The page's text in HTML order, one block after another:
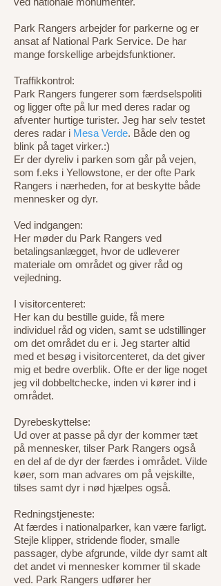
Park Rangers arbejder for parkerne og er
ansat af National Park Service. De har
mange forskellige arbejdsfunktioner.
Traffikkontrol:
Park Rangers fungerer som færdselspoliti
og ligger ofte på lur med deres radar og
afventer hurtige turister. Jeg har selv testet
deres radar i Mesa Verde. Både den og
blink på taget virker.:)
Er der dyreliv i parken som går på vejen,
som f.eks i Yellowstone, er der ofte Park
Rangers i nærheden, for at beskytte både
mennesker og dyr.
Ved indgangen:
Her møder du Park Rangers ved
betalingsanlægget, hvor de udleverer
materiale om området og giver råd og
vejledning.
I visitorcenteret:
Her kan du bestille guide, få mere
individuel råd og viden, samt se udstillinger
om det området du er i. Jeg starter altid
med et besøg i visitorcenteret, da det giver
mig et bedre overblik. Ofte er der lige noget
jeg vil dobbeltchecke, inden vi kører ind i
området.
Dyrebeskyttelse:
Ud over at passe på dyr der kommer tæt
på mennesker, tilser Park Rangers også
en del af de dyr der færdes i området. Vilde
køer, som man advares om på vejskilte,
tilses samt dyr i nød hjælpes også.
Redningstjeneste:
At færdes i nationalparker, kan være farligt.
Stejle klipper, stridende floder, smalle
passager, dybe afgrunde, vilde dyr samt alt
det andet vi mennesker kommer til skade
ved. Park Rangers udfører her